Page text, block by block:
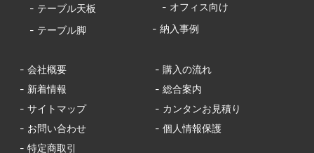
- テーブル天板
- テーブル脚
- オフィス向け
- 納入事例
- 会社概要
- 購入の流れ
- 新着情報
- 総合案内
- サイトマップ
- カンタンお見積り
- お問い合わせ
- 個人情報保護
- 特定商取引